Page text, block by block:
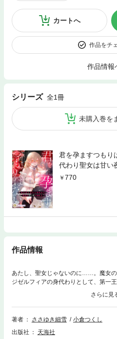
カートへ
作品をチ
作品情報
シリーズ 全1冊
未購入巻を
君を孕ますつも
代わり聖女は甘い
770
作品情報
あたし、聖女じゃないのに……。魔女
ジゼルフィアの身代わりとして、第一
た。待っていたのは、銀髪碧眼の美し
ど、君を孕ますつもりはないんだ」。
ヒセラだったが、リシャルトのヒセラ
くて濃密で……。拒絶の言葉とは裏腹に
宿った命を奪われ、死に戻りを遂げた
著者 ささゆき細雪
小倉つくし
出版社
天海社